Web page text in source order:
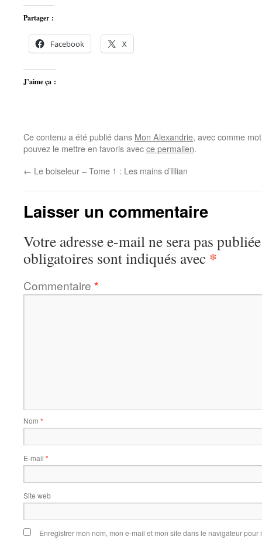
Partager :
Facebook X
J’aime ça :
Ce contenu a été publié dans Mon Alexandrie, avec comme
pouvez le mettre en favoris avecce permalien.
← Le boiseleur – Tome 1 : Les mains d’Illian
Laisser un commentaire
Votre adresse e-mail ne sera pas
obligatoires sont indiqués avec *
Commentaire *
Nom *
E-mail *
Site web
Enregistrer mon nom, mon e-mail et mon site dans le navigateur